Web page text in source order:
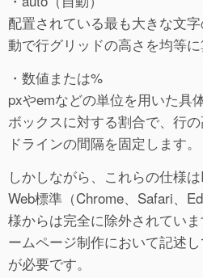
配置されている最も大きな文
動で行グリッドの高さを均等に
・数値または%
pxやemなどの単位を用いた具
ボックスに対する割合で、行
ドラインの間隔を固定します。
しかしながら、これらの仕様
Web標準（Chrome、Safari、
様からは完全に除外されてい
ームページ制作において記述
が必要です。